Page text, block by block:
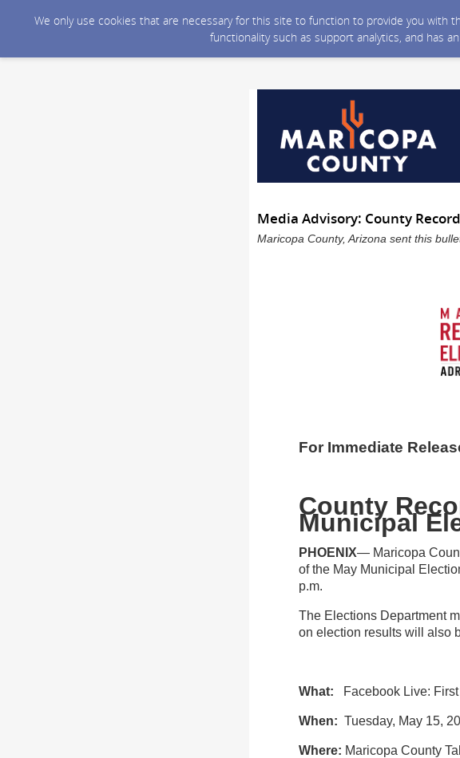
We only use cookies that are necessary for this site to function to provide you
functionality such as support analytics, and has
Media Advisory: County
Maricopa County, Arizona sent this
For
County
Municipal
PHOENIX— Maricopa
of the May Municipal
p.m.
The Elections Department
on election results will also
What: Facebook Live:
When: Tuesday, May 15,
Where: Maricopa County